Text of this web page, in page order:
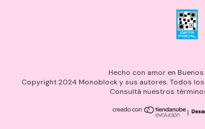
Hecho con amor en
Copyright 2024 Monoblock y sus autores. Todos
Consultá nuestros
|